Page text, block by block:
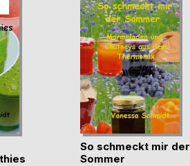
So schmeckt mir der
Sommer